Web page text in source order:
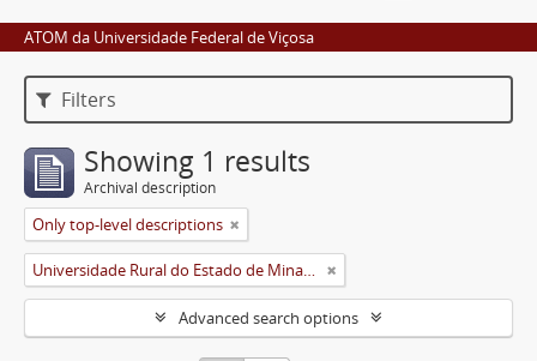
ATOM da Universidade Federal de Viçosa
Filters
Showing 1 results
Archival description
Only top-level descriptions
Universidade Rural do Estado de Minas Gerais (Uremg)
Advanced search options